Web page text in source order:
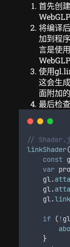
首先创
将编译
加到程
言是使
使用
这会生
面附加
最后检
//
linkShader(
const
var
gl.
gl.
gl.
if ( ! gl
}